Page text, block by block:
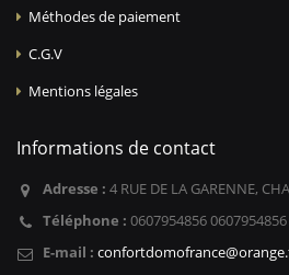
Méthodes de paiement
C.G.V
Mentions légales
Informations de contact
Adresse : 4 RUE DE LA GARENNE,
Téléphone : 0607954856 0607954856
E-mail :